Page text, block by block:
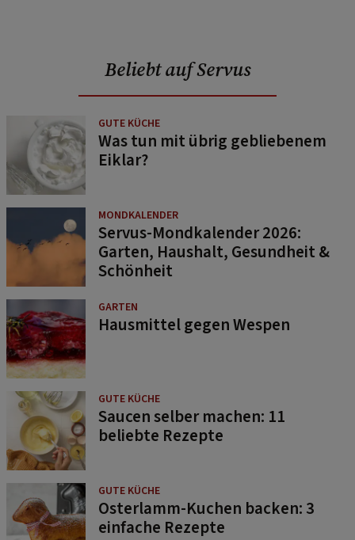
Beliebt auf Servus
GUTE KÜCHE
Was tun mit übrig gebliebenem
Eiklar?
MONDKALENDER
Servus-Mondkalender 2026:
Garten, Haushalt, Gesundheit &
Schönheit
GARTEN
Hausmittel gegen Wespen
GUTE KÜCHE
Saucen selber machen: 11
beliebte Rezepte
GUTE KÜCHE
Osterlamm-Kuchen backen: 3
einfache Rezepte